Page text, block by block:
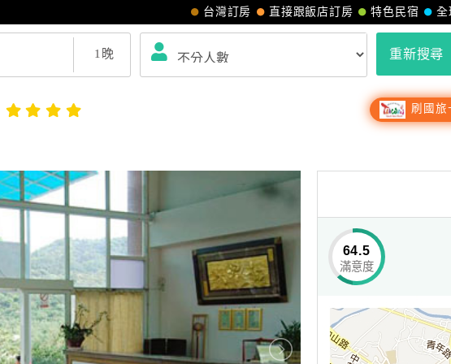
全
特色民宿
直接跟飯店訂房
台灣訂房
1 晚 重新搜尋
刷國旅
64.5
滿意度